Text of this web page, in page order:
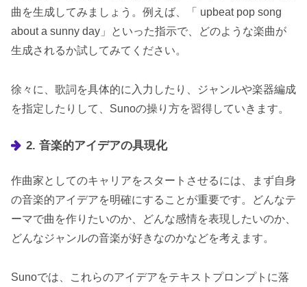
曲を生成してみましょう。例えば、「 upbeat pop song
about a sunny day」といった指示で、どのような楽曲が
生成されるか試してみてください。
徐々に、歌詞を具体的に入力したり、ジャンルや楽器編成
を指定したりして、Sunoの操り方を習得していきます。
2. 音楽的アイデアの具現化
作曲家としてのキャリアをスタートさせるには、まず自身
の音楽的アイデアを明確にすることが重要です。どんなテ
ーマで曲を作りたいのか、どんな感情を表現したいのか、
どんなジャンルの音楽が好きなのかなどを考えます。
Sunoでは、これらのアイデアをテキストプロンプトに落